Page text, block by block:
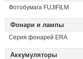
Фотобумага FUJIFILM
Фонари и лампы
Серия фонарей ERA
Аккумуляторы